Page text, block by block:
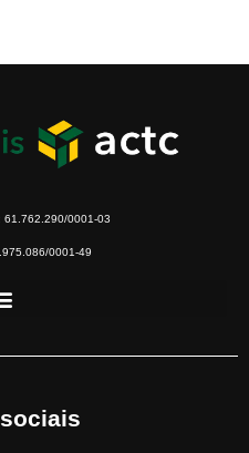
61.762.290/0001-03
0001-49